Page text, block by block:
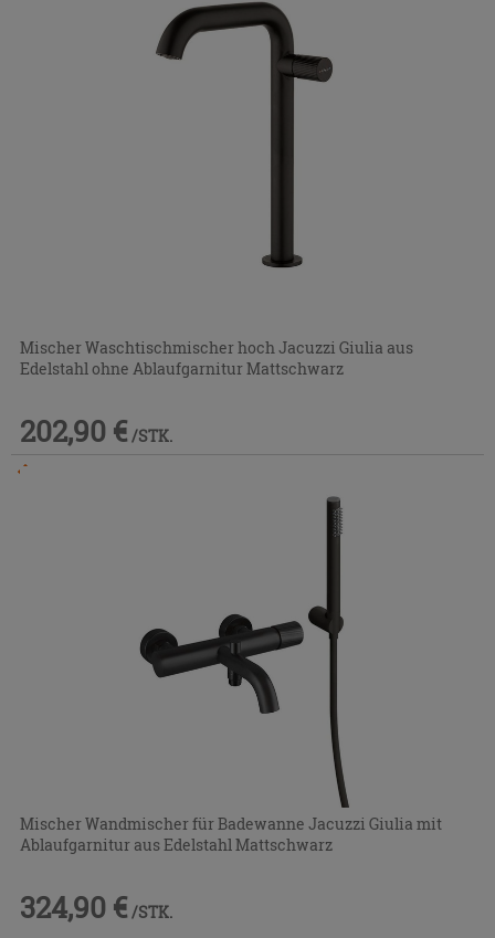
Mischer Waschtischmischer hoch Jacuzzi Giulia aus
Edelstahl ohne Ablaufgarnitur Mattschwarz
202,90 € /STK.
Mischer Wandmischer für Badewanne Jacuzzi Giulia mit
Ablaufgarnitur aus Edelstahl Mattschwarz
324,90 € /STK.